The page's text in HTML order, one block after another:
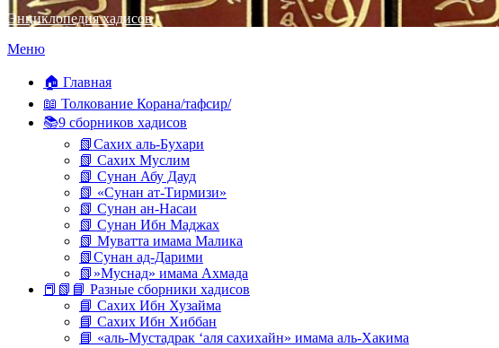
Энциклопедия хадисов
Перейти
содержимому
Меню
🏠 Главная
📖 Толкование Корана/тафсир/
📚9 сборников хадисов
📗Сахих аль-Бухари
📗 Сахих Муслим
📗 Сунан Абу Дауд
📗 «Сунан ат-Тирмизи»
📗 Сунан ан-Насаи
📗 Сунан Ибн Маджах
📗 Муватта имама Малика
📗Сунан ад-Дарими
📗»Муснад» имама Ахмада
📕📗📘 Разные сборники хадисов
📘 Сахих Ибн Хузайма
📘 Сахих Ибн Хиббан
📘 «аль-Мустадрак ‘аля сахихайн» имама аль-Хакима